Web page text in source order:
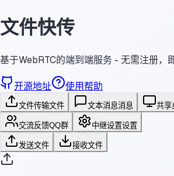
文件快传
基于WebRTC的端到端服务 - 无需注册，
开源地址 使用帮助
文件传输文件 文本消息消息 共享
交流反馈QQ群 中继设置设置
发送文件 接收文件